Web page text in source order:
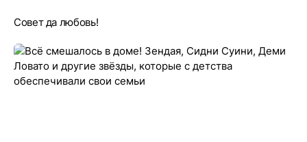
Совет да любовь!